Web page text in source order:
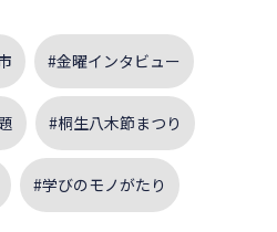
#金曜インタビュー
#桐生八木節まつり
#学びのモノがたり